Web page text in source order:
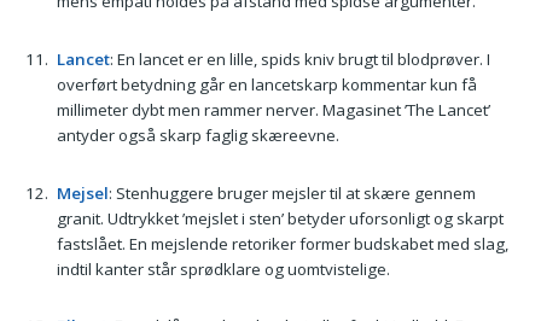
Lancet: En lancet er en lille, spids kniv brugt til blodprøver. I
overført betydning går en lancetskarp kommentar kun få
millimeter dybt men rammer nerver. Magasinet ’The Lancet’
antyder også skarp faglig skæreevne.
Mejsel: Stenhuggere bruger mejsler til at skære gennem
granit. Udtrykket ’mejslet i sten’ betyder uforsonligt og skarpt
fastslået. En mejslende retoriker former budskabet med slag,
indtil kanter står sprødklare og uomtvistelige.